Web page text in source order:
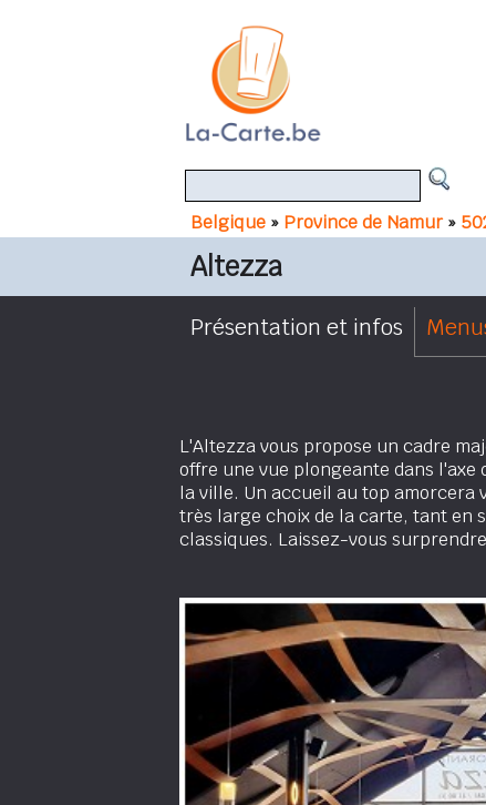
Belgique » Province de Namur»
Altezza
Présentation et infos
L'Altezza vous propose un cadre
offre une vue plongeante dans l'axe
la ville. Un accueil au top amorcera
très large choix de la carte, tant en
classiques. Laissez-vous